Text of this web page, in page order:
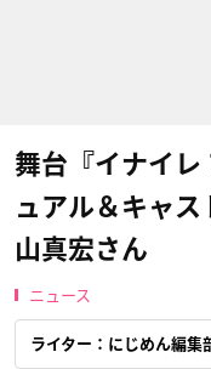
舞台『イナイレ
ュアル＆キャ
山真宏さん
ニュース
ライター：にじめん編集